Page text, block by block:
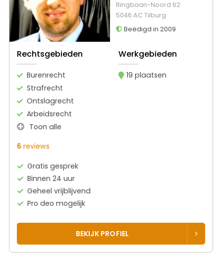
Ringbaan-Noord 62
5046 AC Tilburg
Beëdigd in 2009
Rechtsgebieden
Burenrecht
Strafrecht
Ontslagrecht
Arbeidsrecht
Toon alle
Werkgebieden
19 plaatsen
6 reviews
Gratis gesprek
Binnen 24 uur
Geheel vrijblijvend
Pro deo mogelijk
BEKIJK PROFIEL